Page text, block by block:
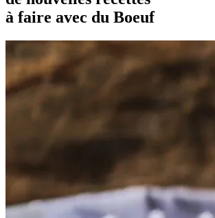
à faire avec du Boeuf